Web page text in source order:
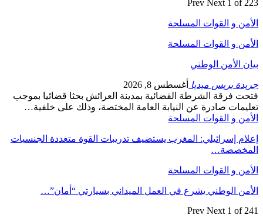
Prev Next 1 of 223
الأمن و القوات المسلحة
الأمن و القوات المسلحة
بيان الأمن الوطني
جريدة بريس ميديا أغسطس 8, 2026
فتحت فرقة الشرطة القضائية بمدينة العرائش بحثا قضائيا بموجب
تعليمات صادرة عن النيابة العامة المختصة، وذلك على خلفية…
الأمن و القوات المسلحة
إعلام إسرائيلي: المغرب يستضيف تدريبات القوة متعددة الجنسيات
المخصصة…
الأمن و القوات المسلحة
الأمن الوطني يشرع في العمل الميداني بسيارتي “أمان”…
Prev Next 1 of 241